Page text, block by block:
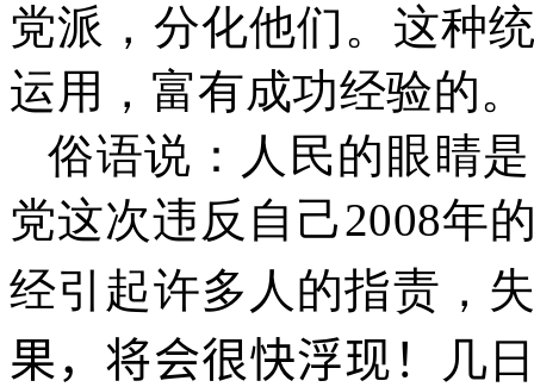
党派，分化他们。这种
运用，富有成功经验的。
俗语说：人民的眼睛
党这次违反自己2008年
经引起许多人的指责，
果，将会很快浮现！
几